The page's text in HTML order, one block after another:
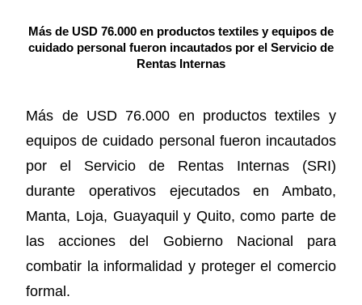
Más de USD 76.000 en productos textiles y equipos de
cuidado personal fueron incautados por el Servicio de
Rentas Internas
Más de USD 76.000 en productos textiles y
equipos de cuidado personal fueron incautados
por el Servicio de Rentas Internas (SRI)
durante operativos ejecutados en Ambato,
Manta, Loja, Guayaquil y Quito, como parte de
las acciones del Gobierno Nacional para
combatir la informalidad y proteger el comercio
formal.